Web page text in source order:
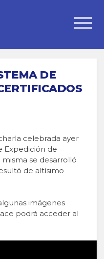
DE
celebrada ayer
Expedición de
misma se desarrolló
de altísimo
imágenes
podrá acceder al